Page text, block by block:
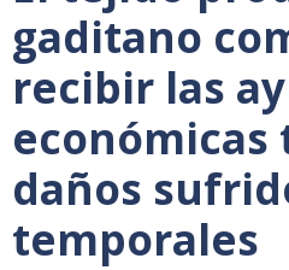
gaditano
recibir las
económicas
daños
temporales